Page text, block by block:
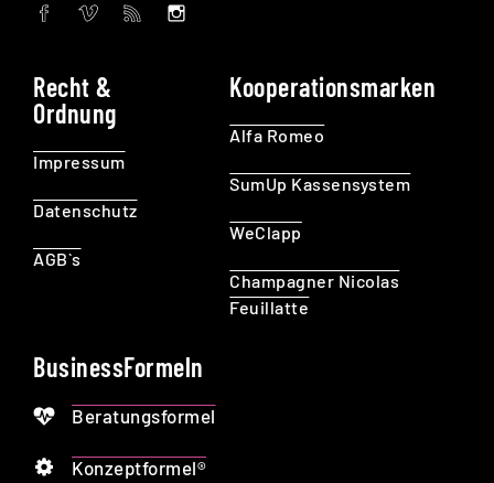
Recht &
Ordnung
Impressum
Datenschutz
AGB`s
Kooperationsmarken
Alfa Romeo
SumUp Kassensystem
WeClapp
Champagner Nicolas
Feuillatte
BusinessFormeln
Beratungsformel
Konzeptformel®